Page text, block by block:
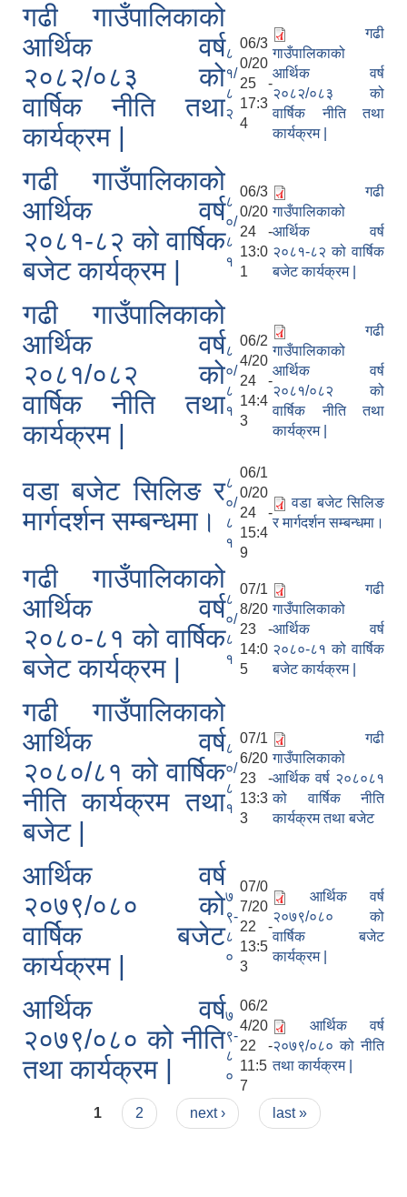
गढी गाउँपालिकाको
आर्थिक वर्ष
२०८२/०८३ को
वार्षिक नीति तथा
कार्यक्रम |
८
१/
८
२
06/3
0/20
25 -
17:3
4
गढी
गाउँपालिकाको
आर्थिक वर्ष
२०८२/०८३ को
वार्षिक नीति तथा
कार्यक्रम |
गढी गाउँपालिकाको
आर्थिक वर्ष
२०८१-८२ को वार्षिक
बजेट कार्यक्रम |
८
०/
८
१
06/3
0/20
24 -
13:0
1
गढी
गाउँपालिकाको
आर्थिक वर्ष
२०८१-८२ को वार्षिक
बजेट कार्यक्रम |
गढी गाउँपालिकाको
आर्थिक वर्ष
२०८१/०८२ को
वार्षिक नीति तथा
कार्यक्रम |
८
०/
८
१
06/2
4/20
24 -
14:4
3
गढी
गाउँपालिकाको
आर्थिक वर्ष
२०८१/०८२ को
वार्षिक नीति तथा
कार्यक्रम |
वडा बजेट सिलिङ र
मार्गदर्शन सम्बन्धमा।
८
०/
८
१
06/1
0/20
24 -
15:4
9
वडा बजेट सिलिङ
र मार्गदर्शन सम्बन्धमा।
गढी गाउँपालिकाको
आर्थिक वर्ष
२०८०-८१ को वार्षिक
बजेट कार्यक्रम |
८
०/
८
१
07/1
8/20
23 -
14:0
5
गढी
गाउँपालिकाको
आर्थिक वर्ष
२०८०-८१ को वार्षिक
बजेट कार्यक्रम |
गढी गाउँपालिकाको
आर्थिक वर्ष
२०८०/८१ को वार्षिक
नीति कार्यक्रम तथा
बजेट |
८
०/
८
१
07/1
6/20
23 -
13:3
3
गढी
गाउँपालिकाको
आर्थिक वर्ष २०८०८१
को वार्षिक नीति
कार्यक्रम तथा बजेट
आर्थिक वर्ष
२०७९/०८० को
वार्षिक बजेट
कार्यक्रम |
७
९-
८
०
07/0
7/20
22 -
13:5
3
आर्थिक वर्ष
२०७९/०८० को
वार्षिक बजेट
कार्यक्रम |
आर्थिक वर्ष
२०७९/०८० को नीति
तथा कार्यक्रम |
७
९-
८
०
06/2
4/20
22 -
11:5
7
आर्थिक वर्ष
२०७९/०८० को नीति
तथा कार्यक्रम |
Pages
1 2 next › last »